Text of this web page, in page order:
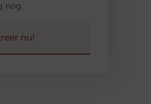
nog.
nu!